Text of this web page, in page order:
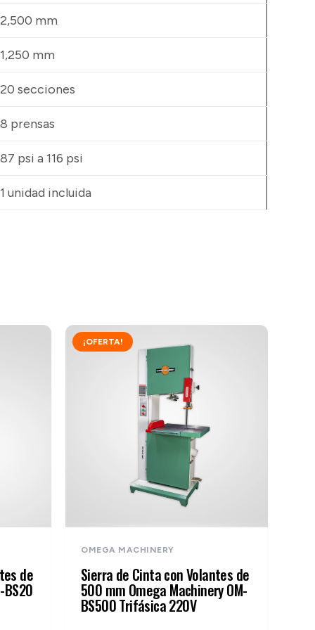
2,500 mm
1,250 mm
20 secciones
8 prensas
87 psi a 116 psi
1 unidad incluida
de
BS20
¡OFERTA!
OMEGA MACHINERY
Sierra de Cinta con Volantes de
500 mm Omega Machinery OM-
BS500 Trifásica 220V